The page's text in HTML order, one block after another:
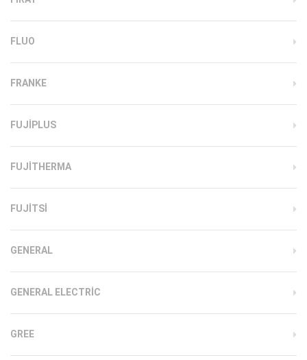
FLUO
FRANKE
FUJIPLUS
FUJITHERMA
FUJITSI
GENERAL
GENERAL ELECTRIC
GREE